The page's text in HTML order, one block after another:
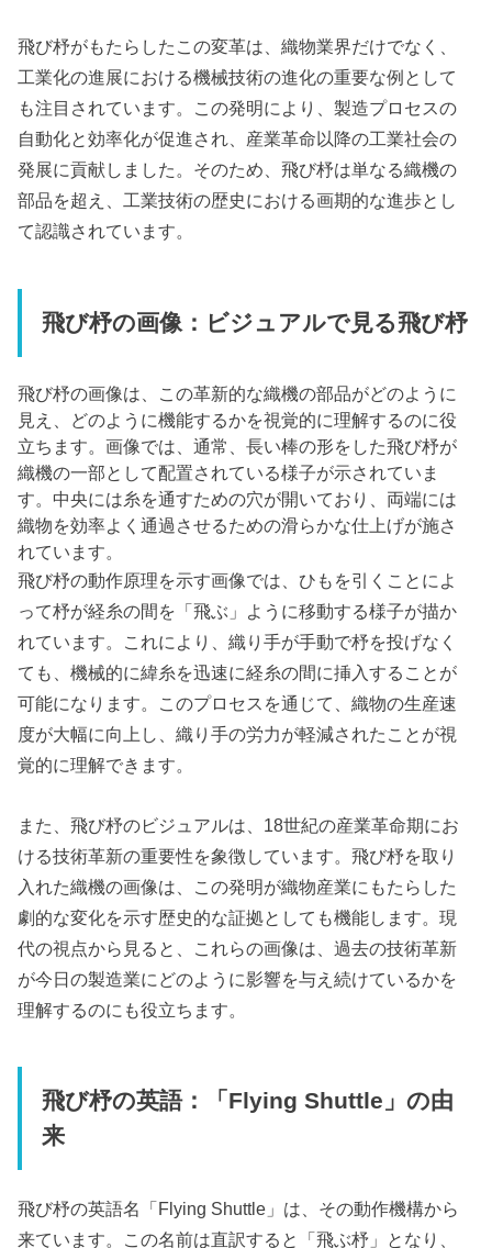
飛び杼がもたらしたこの変革は、織物業界だけでなく、
工業化の進展における機械技術の進化の重要な例として
も注目されています。この発明により、製造プロセスの
自動化と効率化が促進され、産業革命以降の工業社会の
発展に貢献しました。そのため、飛び杼は単なる織機の
部品を超え、工業技術の歴史における画期的な進歩とし
て認識されています。
飛び杼の画像：ビジュアルで見る飛び杼
飛び杼の画像は、この革新的な織機の部品がどのように
見え、どのように機能するかを視覚的に理解するのに役
立ちます。画像では、通常、長い棒の形をした飛び杼が
織機の一部として配置されている様子が示されていま
す。中央には糸を通すための穴が開いており、両端には
織物を効率よく通過させるための滑らかな仕上げが施さ
れています。
飛び杼の動作原理を示す画像では、ひもを引くことによ
って杼が経糸の間を「飛ぶ」ように移動する様子が描か
れています。これにより、織り手が手動で杼を投げなく
ても、機械的に緯糸を迅速に経糸の間に挿入することが
可能になります。このプロセスを通じて、織物の生産速
度が大幅に向上し、織り手の労力が軽減されたことが視
覚的に理解できます。
また、飛び杼のビジュアルは、18世紀の産業革命期にお
ける技術革新の重要性を象徴しています。飛び杼を取り
入れた織機の画像は、この発明が織物産業にもたらした
劇的な変化を示す歴史的な証拠としても機能します。現
代の視点から見ると、これらの画像は、過去の技術革新
が今日の製造業にどのように影響を与え続けているかを
理解するのにも役立ちます。
飛び杼の英語：「Flying Shuttle」の由
来
飛び杼の英語名「Flying Shuttle」は、その動作機構から
来ています。この名前は直訳すると「飛ぶ杼」となり、